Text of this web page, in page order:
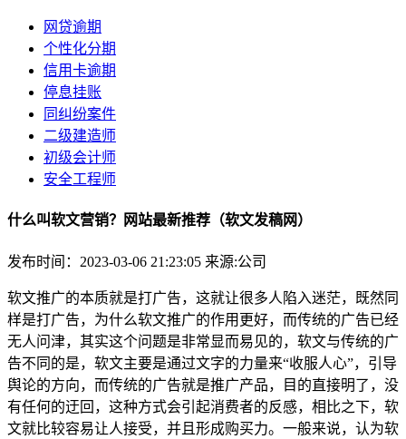
网贷逾期
个性化分期
信用卡逾期
停息挂账
同纠纷案件
二级建造师
初级会计师
安全工程师
什么叫软文营销？网站最新推荐（软文发稿网）
发布时间：2023-03-06 21:23:05 来源:公司
软文推广的本质就是打广告，这就让很多人陷入迷茫，既然同
样是打广告，为什么软文推广的作用更好，而传统的广告已经
无人问津，其实这个问题是非常显而易见的，软文与传统的广
告不同的是，软文主要是通过文字的力量来“收服人心”，引导
舆论的方向，而传统的广告就是推广产品，目的直接明了，没
有任何的迂回，这种方式会引起消费者的反感，相比之下，软
文就比较容易让人接受，并且形成购买力。一般来说，认为软